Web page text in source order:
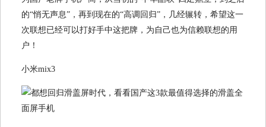
的“悄无声息”，再到现在的“高调回归”，几经辗转，希望这一
次联想已经可以打好手中这把牌，为自己也为信赖联想的用
户！
小米mix3